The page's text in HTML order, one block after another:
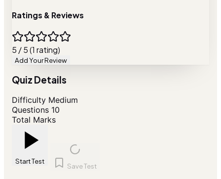
Ratings & Reviews
5 / 5 (1 rating)
Add Your Review
Quiz Details
Difficulty Medium
Questions 10
Total Marks
Start Test
Save Test